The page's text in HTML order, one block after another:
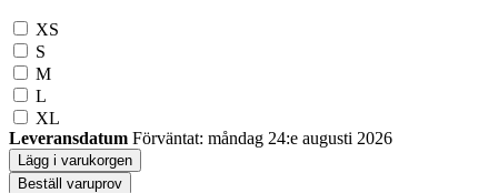
XS
S
M
L
XL
Leveransdatum Förväntat: måndag 24:e augusti 2026
Lägg i varukorgen
Beställ varuprov